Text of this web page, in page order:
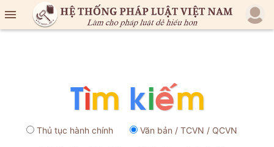

Thủ tục hành chính Văn bản / TCVN / QCVN